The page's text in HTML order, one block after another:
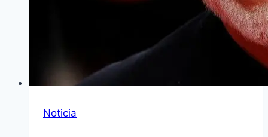
Noticia